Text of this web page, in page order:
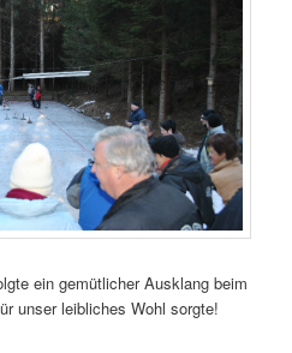
ein gemütlicher Ausklang beim
unser leibliches Wohl sorgte!